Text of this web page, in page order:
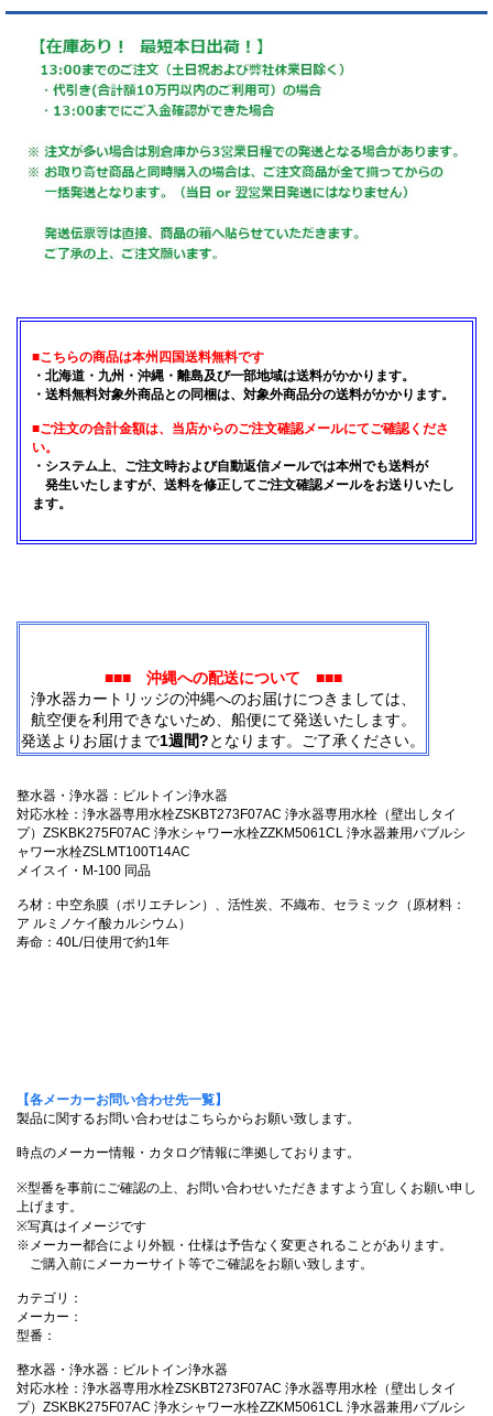
■こちらの商品は本州四国送料無料です
・北海道・九州・沖縄・離島及び一部地域は送料がかかります。
・送料無料対象外商品との同梱は、対象外商品分の送料がかかります。
■ご注文の合計金額は、当店からのご注文確認メールにてご確認くださ
い。
・システム上、ご注文時および自動返信メールでは本州でも送料が
発生いたしますが、送料を修正してご注文確認メールをお送りいたし
ます。
■■■ 沖縄への配送について ■■■
浄水器カートリッジの沖縄へのお届けにつきましては、
航空便を利用できないため、船便にて発送いたします。
発送よりお届けまで1週間?となります。ご了承ください。
整水器・浄水器：ビルトイン浄水器
対応水栓：浄水器専用水栓ZSKBT273F07AC 浄水器専用水栓（壁出しタイ
プ）ZSKBK275F07AC 浄水シャワー水栓ZZKM5061CL 浄水器兼用バブルシ
ャワー水栓ZSLMT100T14AC
メイスイ・M-100 同品
ろ材：中空糸膜（ポリエチレン）、活性炭、不織布、セラミック（原材料：
ア ルミノケイ酸カルシウム）
寿命：40L/日使用で約1年
【各メーカーお問い合わせ先一覧】
製品に関するお問い合わせはこちらからお願い致します。
時点のメーカー情報・カタログ情報に準拠しております。
※型番を事前にご確認の上、お問い合わせいただきますよう宜しくお願い申し
上げます。
※写真はイメージです
※メーカー都合により外観・仕様は予告なく変更されることがあります。
ご購入前にメーカーサイト等でご確認をお願い致します。
カテゴリ：
メーカー：
型番：
整水器・浄水器：ビルトイン浄水器
対応水栓：浄水器専用水栓ZSKBT273F07AC 浄水器専用水栓（壁出しタイ
プ）ZSKBK275F07AC 浄水シャワー水栓ZZKM5061CL 浄水器兼用バブルシ